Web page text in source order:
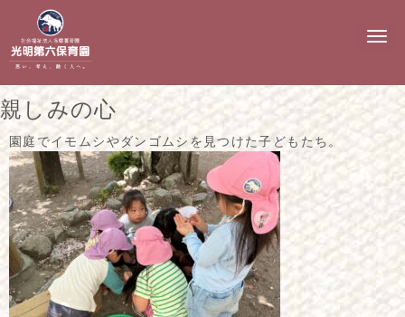
N
g
a
親しみの心
園庭でイモムシやダンゴムシを見つけた子どもたち。